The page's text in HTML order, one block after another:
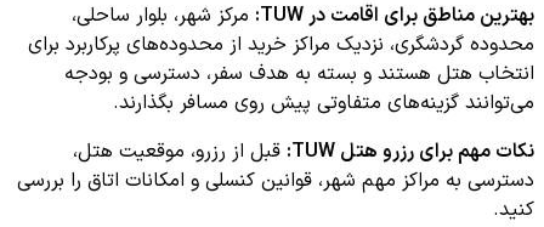
بهترین مناطق برای اقامت درTUW
: مرکز شهر، بلوار ساحلی،
محدوده گردشگری، نزدیک مراکز خرید از محدوده‌های پرکاربرد برای
انتخاب هتل هستند و بسته به هدف سفر، دسترسی و بودجه
می‌توانند گزینه‌های متفاوتی پیش روی مسافر بگذارند.
نکات مهم برای رزرو هتل TUW
: قبل از رزرو، موقعیت هتل،
دسترسی به مراکز مهم شهر، قوانین کنسلی و امکانات اتاق را بررسی
کنید.